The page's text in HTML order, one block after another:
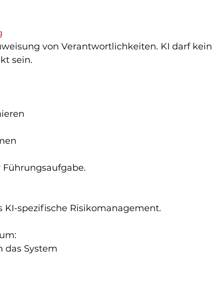
von Verantwortlichkeiten. KI darf kein
sein.
KI-spezifische Risikomanagement.
das System